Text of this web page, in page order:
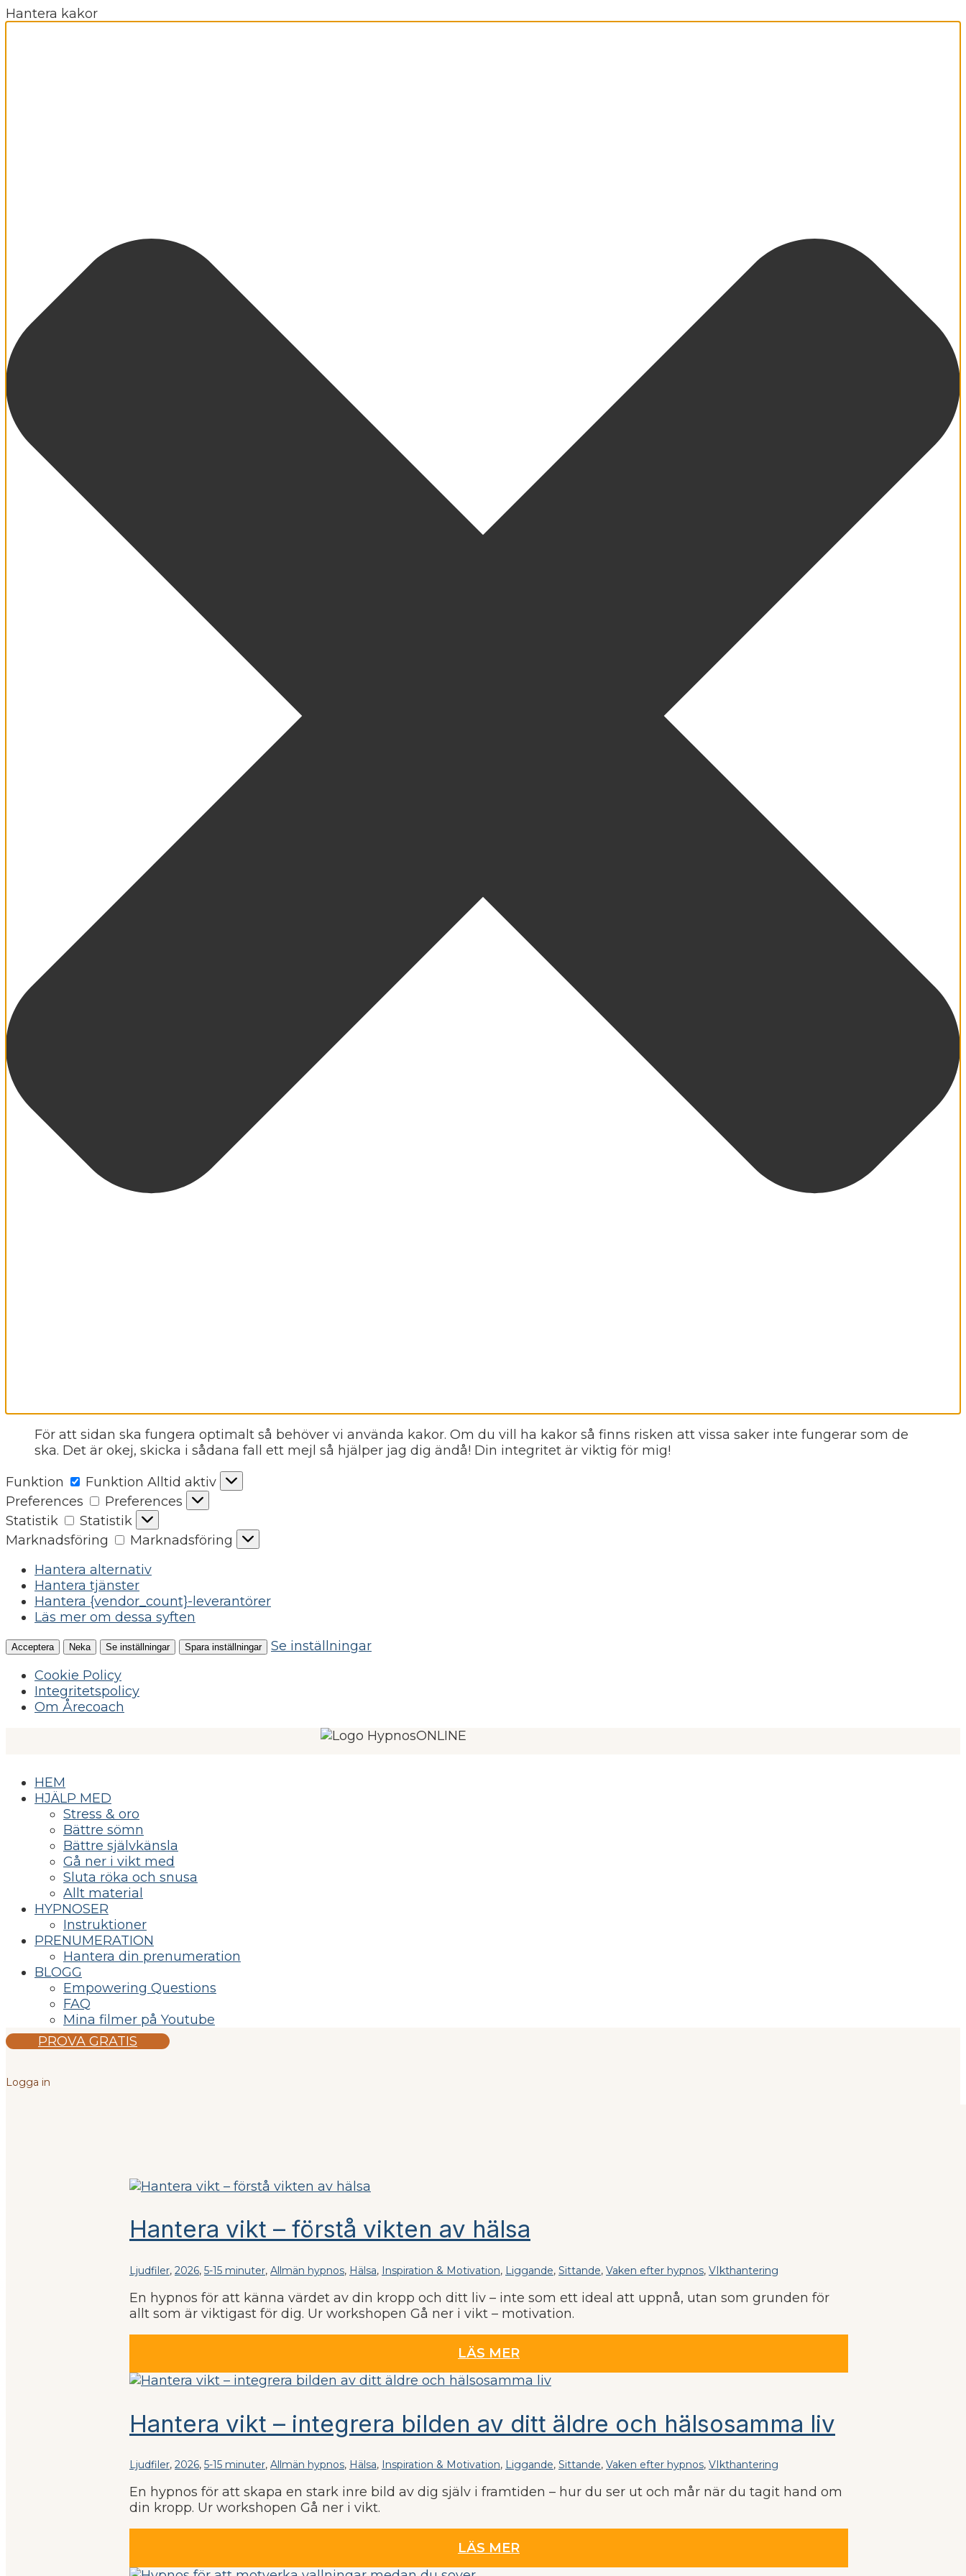
Hantera kakor
För att sidan ska fungera optimalt så behöver vi använda kakor. Om du vill ha kakor så finns risken att vissa saker inte fungerar som de
ska. Det är okej, skicka i sådana fall ett mejl så hjälper jag dig ändå! Din integritet är viktig för mig!
Funktion
Funktion Alltid aktiv
Preferences
Preferences
Statistik
Statistik
Marknadsföring
Marknadsföring
Hantera alternativ
Hantera tjänster
Hantera {vendor_count}-leverantörer
Läs mer om dessa syften
Acceptera Neka Se inställningar Spara inställningar
Se inställningar
Cookie Policy
Integritetspolicy
Om Årecoach
HEM
HJÄLP MED
Stress & oro
Bättre sömn
Bättre självkänsla
Gå ner i vikt med
Sluta röka och snusa
Allt material
HYPNOSER
Instruktioner
PRENUMERATION
Hantera din prenumeration
BLOGG
Empowering Questions
FAQ
Mina filmer på Youtube
PROVA GRATIS
Logga in
Hantera vikt – förstå vikten av hälsa
Ljudfiler, 2026, 5-15 minuter, Allmän hypnos, Hälsa, Inspiration & Motivation, Liggande, Sittande, Vaken efter hypnos, VIkthantering
En hypnos för att känna värdet av din kropp och ditt liv – inte som ett ideal att uppnå, utan som grunden för
allt som är viktigast för dig. Ur workshopen Gå ner i vikt – motivation.
LÄS MER
Hantera vikt – integrera bilden av ditt äldre och hälsosamma liv
Ljudfiler, 2026, 5-15 minuter, Allmän hypnos, Hälsa, Inspiration & Motivation, Liggande, Sittande, Vaken efter hypnos, VIkthantering
En hypnos för att skapa en stark inre bild av dig själv i framtiden – hur du ser ut och mår när du tagit hand om
din kropp. Ur workshopen Gå ner i vikt.
LÄS MER